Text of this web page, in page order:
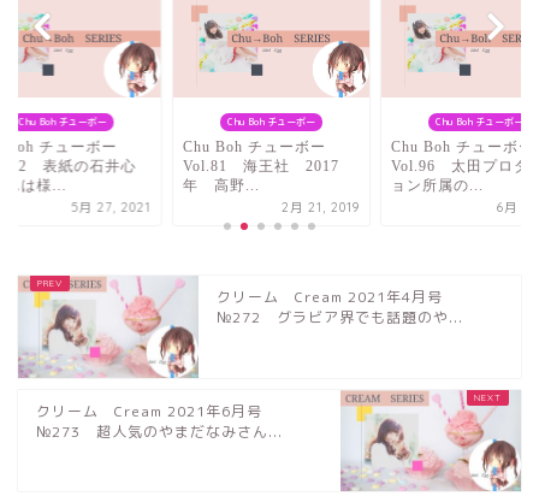
Chu Boh チューボー
Boh チューボー
表紙の石井心
んは様...
5月 27, 2021
Chu Boh チューボー
Chu Boh チューボー
Vol.81 海王社 2017
年 高野...
2月 21, 2019
Chu Boh チューボー
Chu Boh チューボー
Vol.96 太田プロダ
ョン所属の...
6月 1,
クリーム Cream 2021年4月号
№272 グラビア界でも話題のや...
クリーム Cream 2021年6月号
№273 超人気のやまだなみさん...